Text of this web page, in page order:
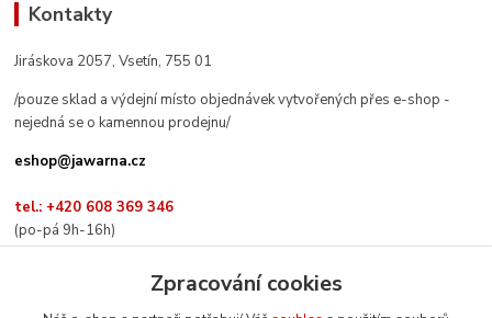
Kontakty
Jiráskova 2057, Vsetín, 755 01
/pouze sklad a výdejní místo objednávek vytvořených přes e-shop -
nejedná se o kamennou prodejnu/
eshop@jawarna.cz
tel.: +420 608 369 346
(po-pá 9h-16h)
Zpracování cookies